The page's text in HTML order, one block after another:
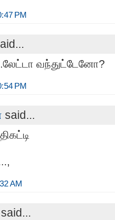
PM
வந்துட்டேனோ?
PM
said...
AM
said...